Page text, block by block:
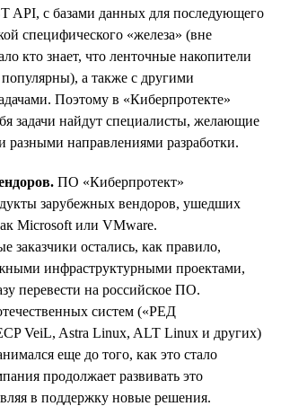
API, с базами данных для последующего
специфического «железа» (вне
кто знает, что ленточные накопители
а также с другими
Поэтому в «Киберпротекте»
задачи найдут специалисты, желающие
разными направлениями разработки.
ПО «Киберпротект»
зарубежных вендоров, ушедших
Microsoft или VMware.
заказчики остались, как правило,
инфраструктурными проектами,
перевести на российское ПО.
систем («РЕД
VeiL, Astra Linux, ALT Linux и других)
еще до того, как это стало
продолжает развивать это
в поддержку новые решения.